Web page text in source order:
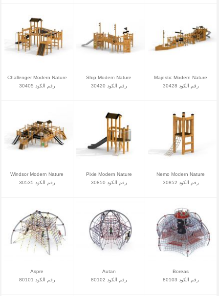
Challenger Modern Nature
رقم الكود 30405
Ship Modern Nature
رقم الكود 30420
Majestic Modern Nature
رقم الكود 30428
Windsor Modern Nature
رقم الكود 30535
Pixie Modern Nature
رقم الكود 30850
Nemo Modern Nature
رقم الكود 30852
Aspre
رقم الكود 80101
Autan
رقم الكود 80102
Boreas
رقم الكود 80103